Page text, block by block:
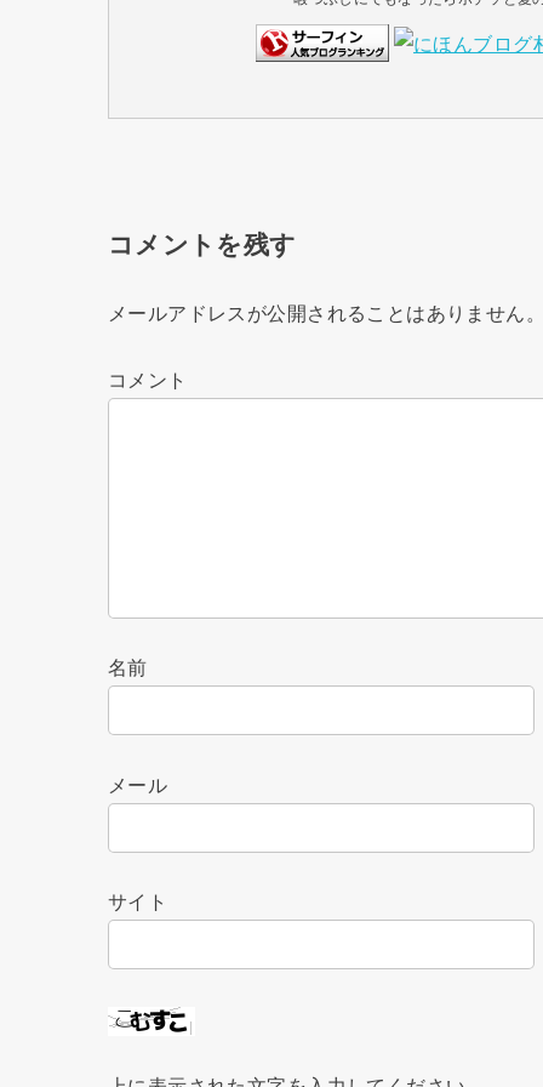
コメントを残す
メールアドレスが公開されることはありません
コメント
名前
メール
サイト